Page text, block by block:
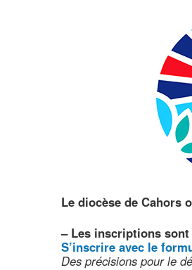
Le diocèse de Cahors
– Les inscriptions sont
S’inscrire avec le
Des précisions pour le